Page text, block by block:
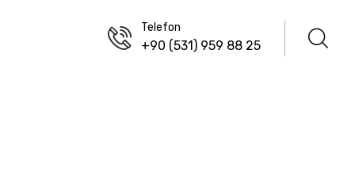
Telefon
+90 (531) 959 88 25